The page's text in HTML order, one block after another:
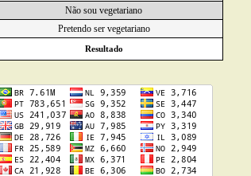
Não sou vegetariano
Pretendo ser vegetariano
Resultado